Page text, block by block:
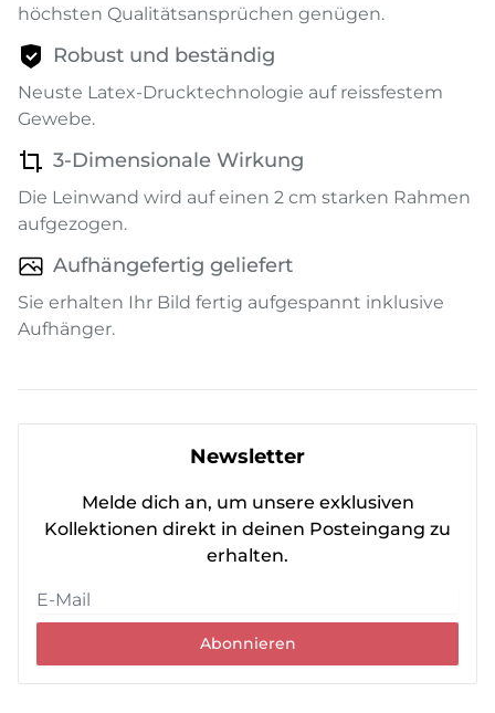
höchsten Qualitätsansprüchen genügen.
Robust und beständig
Neuste Latex-Drucktechnologie auf reissfestem
Gewebe.
3-Dimensionale Wirkung
Die Leinwand wird auf einen 2 cm starken Rahmen
aufgezogen.
Aufhängefertig geliefert
Sie erhalten Ihr Bild fertig aufgespannt inklusive
Aufhänger.
Newsletter
Melde dich an, um unsere exklusiven
Kollektionen direkt in deinen Posteingang zu
erhalten.
Abonnieren